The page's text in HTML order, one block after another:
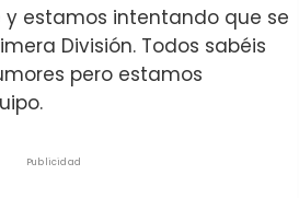
estamos intentando que se
División. Todos sabéis
pero estamos
Publicidad